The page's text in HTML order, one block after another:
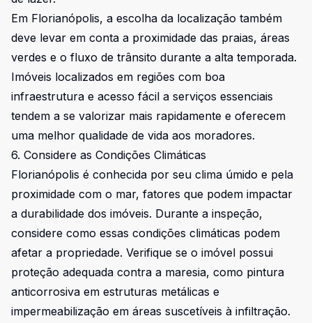
Em Florianópolis, a escolha da localização também
deve levar em conta a proximidade das praias, áreas
verdes e o fluxo de trânsito durante a alta temporada.
Imóveis localizados em regiões com boa
infraestrutura e acesso fácil a serviços essenciais
tendem a se valorizar mais rapidamente e oferecem
uma melhor qualidade de vida aos moradores.
6. Considere as Condições Climáticas
Florianópolis é conhecida por seu clima úmido e pela
proximidade com o mar, fatores que podem impactar
a durabilidade dos imóveis. Durante a inspeção,
considere como essas condições climáticas podem
afetar a propriedade. Verifique se o imóvel possui
proteção adequada contra a maresia, como pintura
anticorrosiva em estruturas metálicas e
impermeabilização em áreas suscetíveis à infiltração.